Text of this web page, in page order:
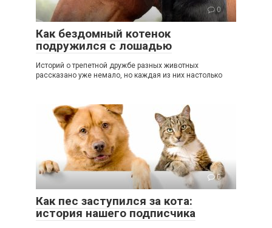
0
Как бездомный котенок
подружился с лошадью
Историй о трепетной дружбе разных животных
рассказано уже немало, но каждая из них настолько
0
Как пес заступился за кота:
история нашего подписчика